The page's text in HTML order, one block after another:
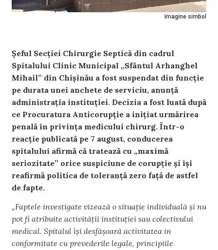
Imagine simbol
Șeful Secției Chirurgie Septică din cadrul
Spitalului Clinic Municipal „Sfântul Arhanghel
Mihail” din Chișinău a fost suspendat din funcție
pe durata unei anchete de serviciu, anunță
administrația instituției. Decizia a fost luată după
ce Procuratura Anticorupție a inițiat urmărirea
penală în privința medicului chirurg. Într-o
reacție publicată pe 7 august, conducerea
spitalului afirmă că tratează cu „maximă
seriozitate” orice suspiciune de corupție și își
reafirmă politica de toleranță zero față de astfel
de fapte.
„Faptele investigate vizează o situație individuală și nu
pot fi atribuite activității instituției sau colectivului
medical. Spitalul își desfășoară activitatea in
conformitate cu prevederile legale, principiile